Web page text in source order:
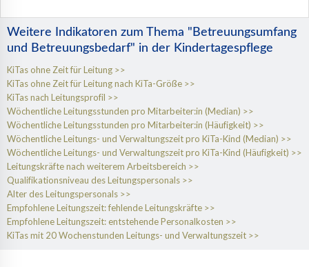
Weitere Indikatoren zum Thema "Betreuungsumfang
und Betreuungsbedarf" in der Kindertagespflege
KiTas ohne Zeit für Leitung
KiTas ohne Zeit für Leitung nach KiTa-Größe
KiTas nach Leitungsprofil
Wöchentliche Leitungsstunden pro Mitarbeiter:in (Median)
Wöchentliche Leitungsstunden pro Mitarbeiter:in (Häufigkeit)
Wöchentliche Leitungs- und Verwaltungszeit pro KiTa-Kind (Median)
Wöchentliche Leitungs- und Verwaltungszeit pro KiTa-Kind (Häufigkeit)
Leitungskräfte nach weiterem Arbeitsbereich
Qualifikationsniveau des Leitungspersonals
Alter des Leitungspersonals
Empfohlene Leitungszeit: fehlende Leitungskräfte
Empfohlene Leitungszeit: entstehende Personalkosten
KiTas mit 20 Wochenstunden Leitungs- und Verwaltungszeit